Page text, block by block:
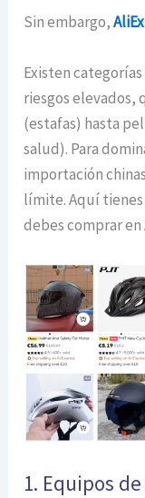
Sin embargo,
Existen
riesgos elevados,
(estafas) hasta
salud). Para
importación
límite. Aquí
debes comprar en
1. Equipos